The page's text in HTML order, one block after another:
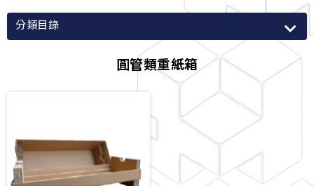
分類目錄
圓管類重紙箱